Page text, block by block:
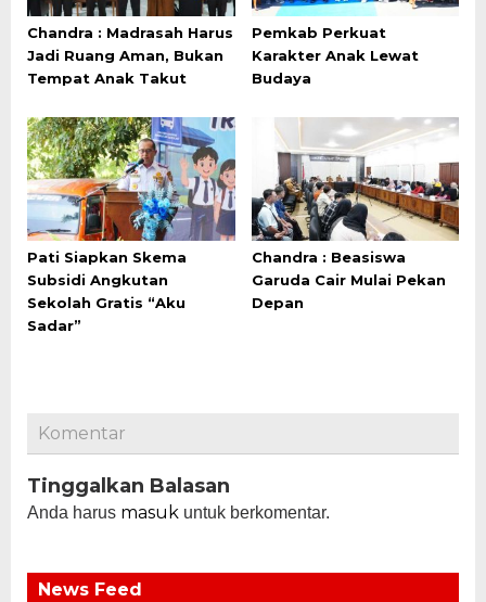
Chandra : Madrasah Harus
Jadi Ruang Aman, Bukan
Tempat Anak Takut
Pemkab Perkuat
Karakter Anak Lewat
Budaya
Pati Siapkan Skema
Subsidi Angkutan
Sekolah Gratis “Aku
Sadar”
Chandra : Beasiswa
Garuda Cair Mulai Pekan
Depan
Komentar
Tinggalkan Balasan
Anda harus masuk untuk berkomentar.
News Feed